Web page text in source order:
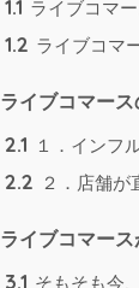
1.1 ライブコマ
1.2 ライブコマ
ライブコマー
2.1 １．インフ
2.2 ２．店舗が
ライブコマー
3.1 そもそも今